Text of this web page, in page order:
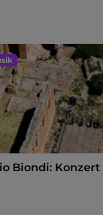
den Sitz des
und
Catanzaro
Catanzaro
Catanzaro, zu
Dorf der
und
Squillace. Hier
Biondi: Konzert